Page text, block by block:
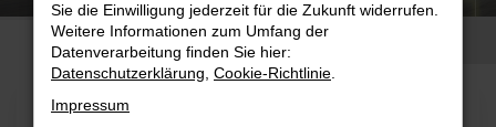
FAHRZEUGSUCHE
Sie die Einwilligung jederzeit für die Zukunft widerrufen.
Weitere Informationen zum Umfang der
Datenverarbeitung finden Sie hier:
Datenschutzerklärung Cookie-Richtlinie
Impressum